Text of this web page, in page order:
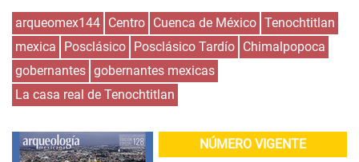
arqueomex144 Centro Cuenca de México Tenochtitlan
mexica
Posclásico Posclásico Tardío Chimalpopoca
gobernantes gobernantes mexicas
La casa real de Tenochtitlan
NÚMERO VIGENTE